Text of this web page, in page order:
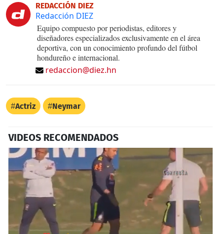
REDACCIÓN DIEZ
Redacción DIEZ
Equipo compuesto por periodistas, editores y
diseñadores especializados exclusivamente en el área
deportiva, con un conocimiento profundo del fútbol
hondureño e internacional.
redaccion@diez.hn
Actriz Neymar
VIDEOS RECOMENDADOS